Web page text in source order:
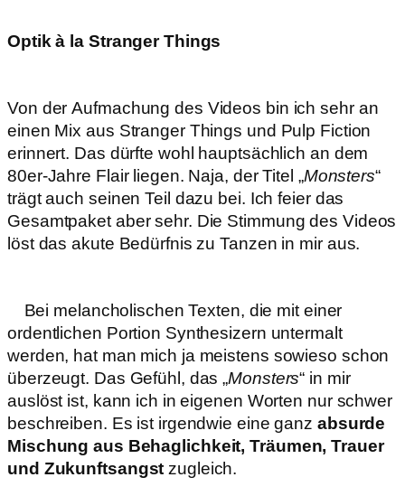
Optik à la Stranger Things
Von der Aufmachung des Videos bin ich sehr an
einen Mix aus Stranger Things und Pulp Fiction
erinnert. Das dürfte wohl hauptsächlich an dem
80er-Jahre Flair liegen. Naja, der Titel „Monsters“
trägt auch seinen Teil dazu bei. Ich feier das
Gesamtpaket aber sehr. Die Stimmung des Videos
löst das akute Bedürfnis zu Tanzen in mir aus.
Bei melancholischen Texten, die mit einer
ordentlichen Portion Synthesizern untermalt
werden, hat man mich ja meistens sowieso schon
überzeugt. Das Gefühl, das „Monsters“ in mir
auslöst ist, kann ich in eigenen Worten nur schwer
beschreiben. Es ist irgendwie eine ganz absurde
Mischung aus Behaglichkeit, Träumen, Trauer
und Zukunftsangstzugleich.